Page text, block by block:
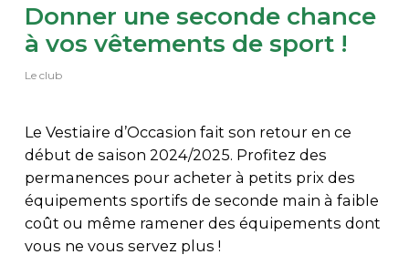
Donner une seconde chance
à vos vêtements de sport !
Le club
Le Vestiaire d’Occasion fait son retour en ce
début de saison 2024/2025. Profitez des
permanences pour acheter à petits prix des
équipements sportifs de seconde main à faible
coût ou même ramener des équipements dont
vous ne vous servez plus !